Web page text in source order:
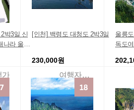
박3일 신
나라 울릉
가
[인천] 백령도 대청도 2박3일
230,000원
여행자클럽
울릉
독도
틀문
주말